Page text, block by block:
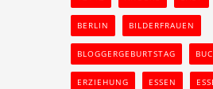
BERLIN BILDERFRAUEN
BLOGGERGEBURTSTAG
ERZIEHUNG ESSEN